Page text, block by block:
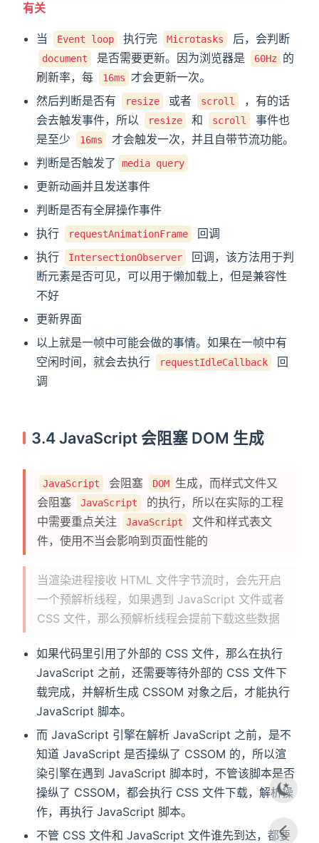
有关
当 Event loop 执行完 Microtasks 后，会判断
document 是否需要更新。因为浏览器是 60Hz
的
刷新率，每
16ms 才会更新一次。
然后判断是否有
resize 或者 scroll
，有的话
会去触发事件，所以
resize 和 scroll
事件也
是至少
16ms
才会触发一次，并且自带节流功能。
判断是否触发了
media query
更新动画并且发送事件
判断是否有全屏操作事件
执行
requestAnimationFrame
回调
执行
IntersectionObserver
回调，该方法用于判
断元素是否可见，可以用于懒加载上，但是兼容性
不好
更新界面
以上就是一帧中可能会做的事情。如果在一帧中有
空闲时间，就会去执行
requestIdleCallback
回
调
3.4 JavaScript 会阻塞 DOM 生成
JavaScript 会阻塞 DOM 生成，而样式文件又
会阻塞
JavaScript
的执行，所以在实际的工程
中需要重点关注
JavaScript
文件和样式表文
件，使用不当会影响到页面性能的
当渲染进程接收 HTML 文件字节流时，会先开启
一个预解析线程，如果遇到 JavaScript 文件或者
CSS 文件，那么预解析线程会提前下载这些数据
如果代码里引用了外部的 CSS 文件，那么在执行
JavaScript 之前，还需要等待外部的 CSS 文件下
载完成，并解析生成 CSSOM 对象之后，才能执行
JavaScript 脚本。
而 JavaScript 引擎在解析 JavaScript 之前，是不
知道 JavaScript 是否操纵了 CSSOM 的，所以渲
染引擎在遇到 JavaScript 脚本时，不管该脚本是否
操纵了 CSSOM，都会执行 CSS 文件下载，解析操
作，再执行 JavaScript 脚本。
不管 CSS 文件和 JavaScript 文件谁先到达，都要